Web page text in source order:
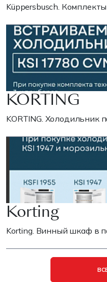
Küppersbusch.
KORTING
KORTING. Холодильник
Korting
Korting. Винный шкаф в